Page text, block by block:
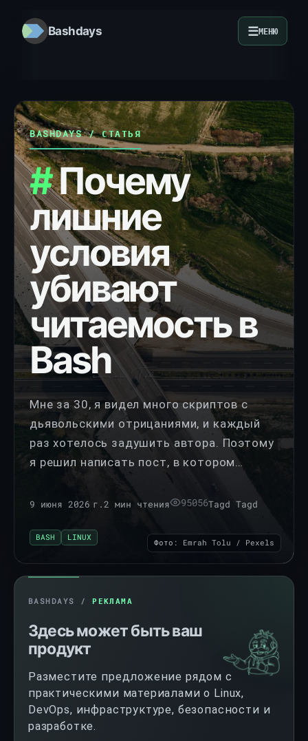
Bashdays ☰МЕНЮ
Фото: Emrah Tolu / Pexels
BASHDAYS / СТАТЬЯ
Почему
лишние
условия
убивают
читаемость в
Bash
Мне за 30, я видел много скриптов с
дьявольскими отрицаниями, и каждый
раз хотелось задушить автора. Поэтому
я решил написать пост, в котором
конструкцию в простой if-else без
почему отрицания усложняют чтение, и
доступа так, чтобы они были
интуитивно понятны. Это базовый
мучиться всю свою DevOps-карьеру.
9 июня 2026 г.2 мин чтения 95056Tagd Tagd
BASH LINUX
BASHDAYS / РЕКЛАМА
Здесь может быть ваш
продукт
Разместите предложение рядом с
практическими материалами о Linux,
DevOps, инфраструктуре, безопасности и
разработке.